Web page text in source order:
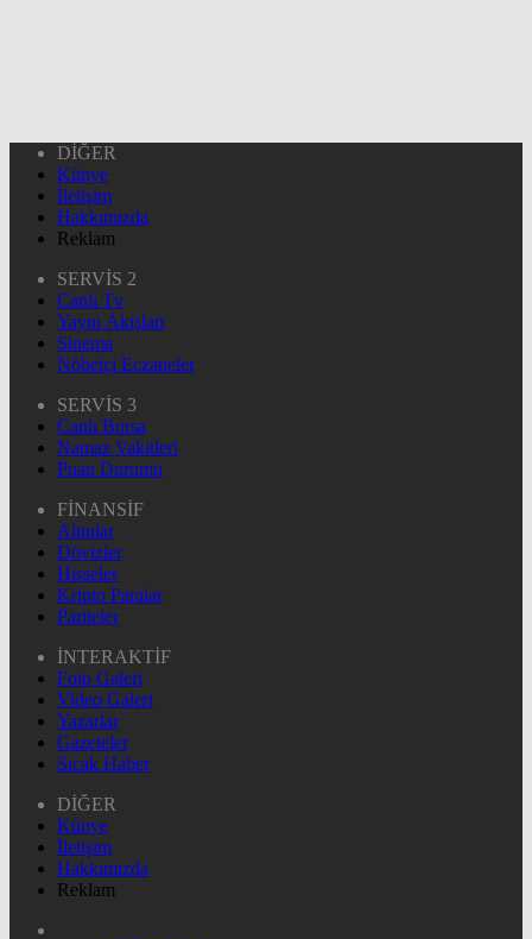
DİĞER
Künye
İletişim
Hakkımızda
Reklam
SERVİS 2
Canlı Tv
Yayın Akışları
Sinema
Nöbetçi Eczaneler
SERVİS 3
Canlı Borsa
Namaz Vakitleri
Puan Durumu
FİNANSİF
Altınlar
Dövizler
Hisseler
Kripto Paralar
Pariteler
İNTERAKTİF
Foto Galeri
Video Galeri
Yazarlar
Gazeteler
Sıcak Haber
DİĞER
Künye
İletişim
Hakkımızda
Reklam